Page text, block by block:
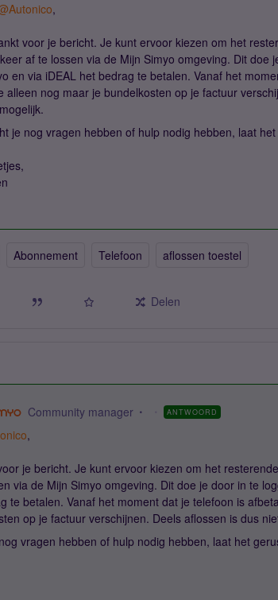
,
voor je bericht. Je kunt ervoor kiezen om het
af te lossen via de Mijn Simyo omgeving. Dit doe
en via iDEAL het bedrag te betalen. Vanaf het
alleen nog maar je bundelkosten op je factuur
je nog vragen hebben of hulp nodig hebben, laat
Abonnement Telefoon aflossen toestel
Delen
Community manager ANTWOORD
,
je bericht. Je kunt ervoor kiezen om het
via de Mijn Simyo omgeving. Dit doe je door in te
te betalen. Vanaf het moment dat je telefoon is
op je factuur verschijnen. Deels aflossen is dus
vragen hebben of hulp nodig hebben, laat het